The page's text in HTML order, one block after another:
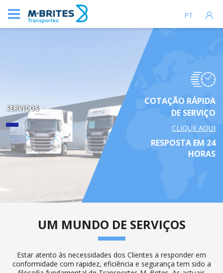
PT
SERVIÇOS
COTAÇÃO RÁPIDA
DE SERVIÇO
CLIQUE AQUI
RESPOSTA EM 24
HORAS
UM MUNDO DE SERVIÇOS
Estar atento às necessidades dos Clientes a responder em
conformidade com rapidez, eficiência e segurança tem sido a